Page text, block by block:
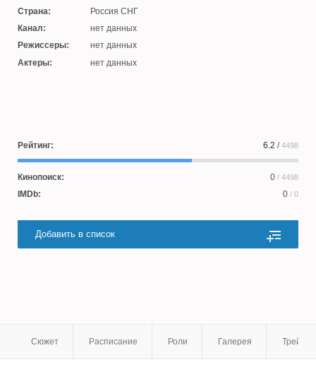
Страна:
Россия СНГ
Канал:
нет данных
Режиссеры:
нет данных
Актеры:
нет данных
Рейтинг: 6.2 /4498
Кинопоиск: 0 / 4498
IMDb: 0 / 0
Добавить в список
Сюжет Расписание Роли Галерея